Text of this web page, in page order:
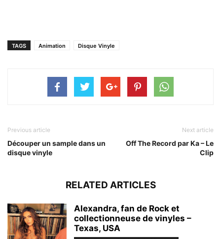
TAGS Animation Disque Vinyle
Previous article
Découper un sample dans un
disque vinyle
Next article
Off The Record par Ka – Le
Clip
RELATED ARTICLES
Alexandra, fan de Rock et
collectionneuse de vinyles –
Texas, USA